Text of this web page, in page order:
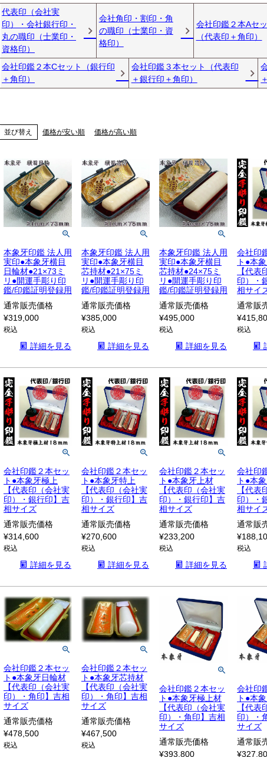
代表印（会社実
印）・会社銀行印・
丸の職印（士業印・
資格印）
会社角印・割印・角
の職印（士業印・資
格印）
会社印鑑２本Aセ
（代表印＋角印）
会社印鑑２本Cセット（銀行印
＋角印）
会社印鑑３本セット（代表印
＋銀行印＋角印）
並び替え 価格が安い順 価格が高い順
本象牙印鑑 法人用
実印●本象牙横目
日輪材●21×73ミ
リ●開運手彫り印
鑑/印鑑証明登録用
通常販売価格
¥319,000
税込
詳細を見る
本象牙印鑑 法人用
実印●本象牙横目
芯持材●21×75ミ
リ●開運手彫り印
鑑/印鑑証明登録用
通常販売価格
¥385,000
税込
詳細を見る
本象牙印鑑 法人用
実印●本象牙横目
芯持材●24×75ミ
リ●開運手彫り印
鑑/印鑑証明登録用
通常販売価格
¥495,000
税込
詳細を見る
会社印
ト●本
【代表
印）・
相サイ
通常販
¥
税込
会社印鑑２本セッ
ト●本象牙極上
【代表印（会社実
印）・銀行印】吉
相サイズ
通常販売価格
¥314,600
税込
詳細を見る
会社印鑑２本セッ
ト●本象牙特上
【代表印（会社実
印）・銀行印】吉
相サイズ
通常販売価格
¥270,600
税込
詳細を見る
会社印鑑２本セッ
ト●本象牙上材
【代表印（会社実
印）・銀行印】吉
相サイズ
通常販売価格
¥233,200
税込
詳細を見る
会社印
ト●本
【代表
印）・
相サイ
通常販
¥
税込
会社印鑑２本セッ
ト●本象牙日輪材
【代表印（会社実
印）・角印】吉相
サイズ
通常販売価格
¥478,500
税込
会社印鑑２本セッ
ト●本象牙芯持材
【代表印（会社実
印）・角印】吉相
サイズ
通常販売価格
¥467,500
税込
会社印鑑２本セッ
ト●本象牙極上材
【代表印（会社実
印）・角印】吉相
サイズ
通常販売価格
¥393,800
会社印
ト●本
【代表
印）・
サイズ
通常販
¥